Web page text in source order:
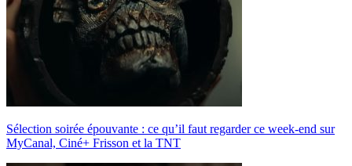
Sélection soirée épouvante : ce qu’il faut regarder ce week-end sur
MyCanal, Ciné+ Frisson et la TNT